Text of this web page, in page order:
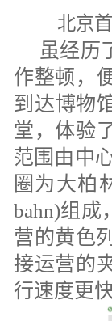
北
虽经历
作整顿，
到达博物
堂，体验
范围由中
圈为大柏
bahn)组成
营的黄色
接运营的
行速度更